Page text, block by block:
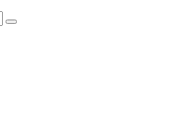
Suche absenden